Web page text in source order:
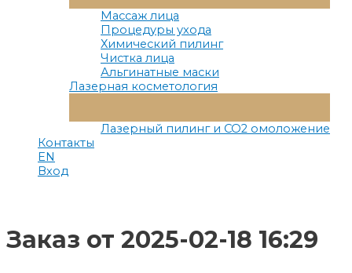
Меню
Массаж лица
Процедуры ухода
Химический пилинг
Чистка лица
Альгинатные маски
Лазерная косметология
Меню
Лазерный пилинг и СО2 омоложение
Контакты
EN
Вход
Заказ от 2025-02-18 16:29